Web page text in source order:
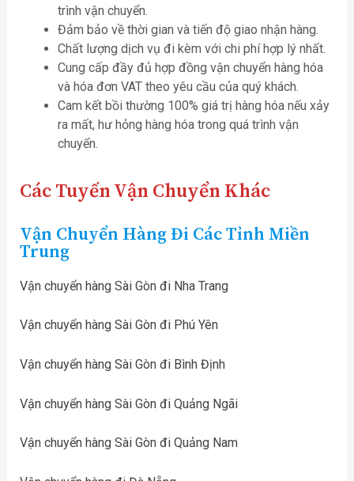
trình vận chuyển.
Đảm bảo về thời gian và tiến độ giao nhận hàng.
Chất lượng dịch vụ đi kèm với chi phí hợp lý nhất.
Cung cấp đầy đủ hợp đồng vận chuyển hàng hóa
và hóa đơn VAT theo yêu cầu của quý khách.
Cam kết bồi thường 100% giá trị hàng hóa nếu xảy
ra mất, hư hỏng hàng hóa trong quá trình vận
chuyển.
Các Tuyến Vận Chuyển Khác
Vận Chuyển Hàng Đi Các Tỉnh Miền
Trung
Vận chuyển hàng Sài Gòn đi Nha Trang
Vận chuyển hàng Sài Gòn đi Phú Yên
Vận chuyển hàng Sài Gòn đi Bình Định
Vận chuyển hàng Sài Gòn đi Quảng Ngãi
Vận chuyển hàng Sài Gòn đi Quảng Nam